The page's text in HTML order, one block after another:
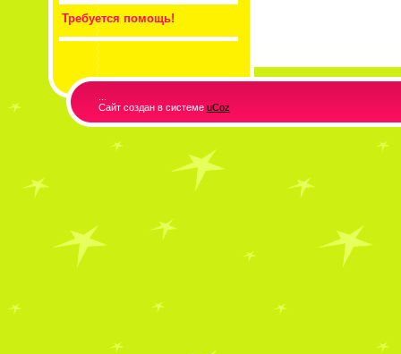
Требуется помощь!
Сайт создан в системе uCoz